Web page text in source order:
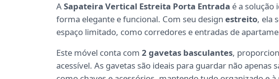
ASapateira Vertical Estreita Porta Entrada é a solução
forma elegante e funcional. Com seu design estreito, ela
espaço limitado, como corredores e entradas de
Este móvel conta com 2 gavetas basculantes,
acessível. As gavetas são ideais para guardar não apenas